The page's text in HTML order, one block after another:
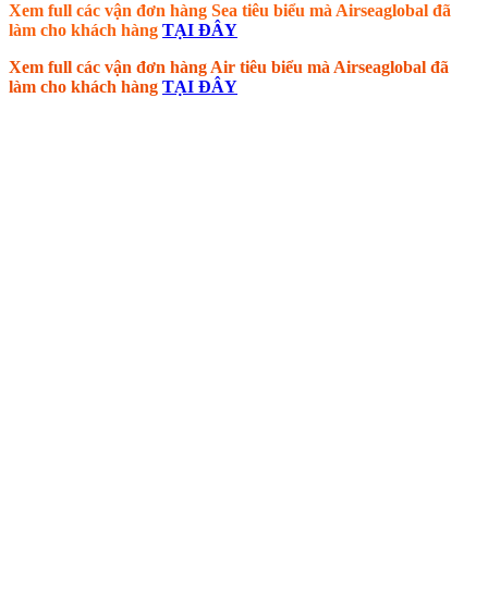
Xem full các vận đơn hàng Sea tiêu biểu mà Airseaglobal đã
làm cho khách hàng TẠI ĐÂY
Xem full các vận đơn hàng Air tiêu biểu mà Airseaglobal đã
làm cho khách hàng TẠI ĐÂY